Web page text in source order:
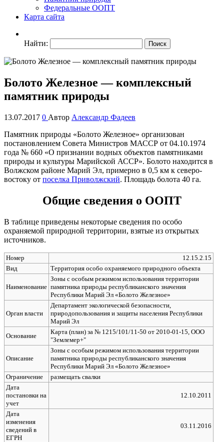
Федеральные ООПТ
Карта сайта
Найти:
Болото Железное — комплексный
памятник природы
13.07.2017 0 Автор Александр Фадеев
Памятник природы «Болото Железное» организован
постановлением Совета Министров МАССР от 04.10.1974
года № 660 «О признании водных объектов памятниками
природы и культуры Марийской АССР». Болото находится в
Волжском районе Марий Эл, примерно в 0,5 км к северо-
востоку от поселка Приволжский. Площадь болота 40 га.
Общие сведения о ООПТ
В таблице приведены некоторые сведения по особо
охраняемой природной территории, взятые из открытых
источников.
Номер
12.15.2.15
Вид
Территория особо охраняемого природного объекта
Наименование
Зоны с особым режимом использования территории
памятника природы республиканского значения
Республики Марий Эл «Болото Железное»
Орган власти
Департамент экологической безопасности,
природопользования и защиты населения Республики
Марий Эл
Основание
Карта (план) за № 1215/101/11-50 от 2010-01-15, ООО
"Землемер+"
Описание
Зоны с особым режимом использования территории
памятника природы республиканского значения
Республики Марий Эл «Болото Железное»
Ограничение
размещать свалки
Дата
постановки на
учет
12.10.2011
Дата
изменения
сведений в
ЕГРН
03.11.2016